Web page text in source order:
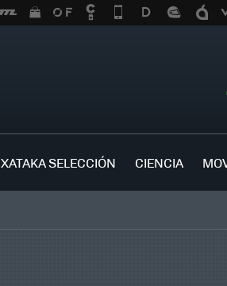
XATAKA SELECCIÓN CIENCIA